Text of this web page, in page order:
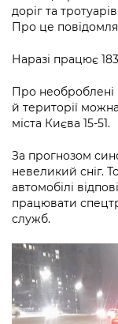
Гендерна
Київська
Портал
Безбар'єрність
Портал
Міський
Важливе під
Уряд» –
Про відкриті
доріг та
Про це
Наразі працює
Про
й території
міста Києва 15-51.
За прогнозом
невеликий сніг.
автомобілі
працювати
служб.